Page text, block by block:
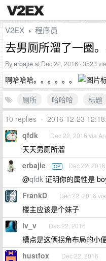
V2EX › 程序员
去男厕所溜了一圈。
Byerbajieat Dec 22, 2016 · 3523
啊哈哈哈。。。。。。
厕所
哈哈哈 标题
10 replies • 2016-12-23
qfdk Dec 22, 2016 via
天天男厕所溜
erbajie OP Dec 22, 2016
@qfdk 证明你的属性是
FrankD Dec 22, 2016
楼主应该是个妹子
lv_v Dec 22, 2016
槽点是这俩拐角布局的
hustfox Dec 22, 2016